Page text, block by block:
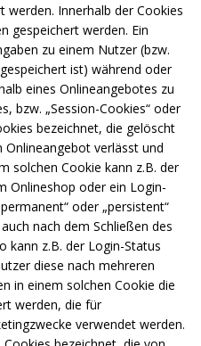
werden. Innerhalb der Cookies
gespeichert werden. Ein
zu einem Nutzer (bzw.
ist) während oder
eines Onlineangebotes zu
bzw. „Session-Cookies“ oder
bezeichnet, die gelöscht
verlässt und
solchen Cookie kann z.B. der
Onlineshop oder ein Login-
oder „persistent“
nach dem Schließen des
kann z.B. der Login-Status
diese nach mehreren
in einem solchen Cookie die
werden, die für
verwendet werden.